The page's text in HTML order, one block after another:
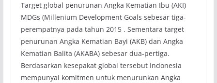
Target global penurunan Angka Kematian Ibu (AKI)
MDGs (Millenium Development Goals sebesar tiga-
perempatnya pada tahun 2015 . Sementara target
penurunan Angka Kematian Bayi (AKB) dan Angka
Kematian Balita (AKABA) sebesar dua-pertiga.
Berdasarkan kesepakat global tersebut Indonesia
mempunyai komitmen untuk menurunkan Angka